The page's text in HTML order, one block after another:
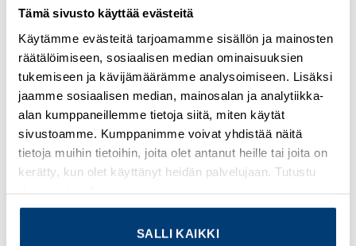
Tämä sivusto käyttää evästeitä
Käytämme evästeitä tarjoamamme sisällön ja mainosten
räätälöimiseen, sosiaalisen median ominaisuuksien
tukemiseen ja kävijämäärämme analysoimiseen. Lisäksi
jaamme sosiaalisen median, mainosalan ja analytiikka-
alan kumppaneillemme tietoja siitä, miten käytät
sivustoamme. Kumppanimme voivat yhdistää näitä
tietoja muihin tietoihin, joita olet antanut heille tai joita on
kerätty, kun olet käyttänyt heidän palvelujaan. Tutustu
SALLI KAIKKI
TeSys Deca
Tuote tai komponentti tyyppi
Kontaktori
Laitteen lyhytnimi
LC1D
Kontaktorisovellus
Moottorin ohjaus
Resistiivinen kuorma